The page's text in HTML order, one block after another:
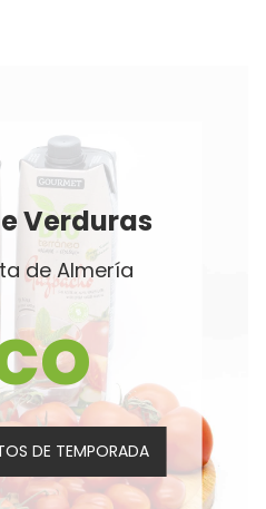
Verduras
de Almería
DE TEMPORADA